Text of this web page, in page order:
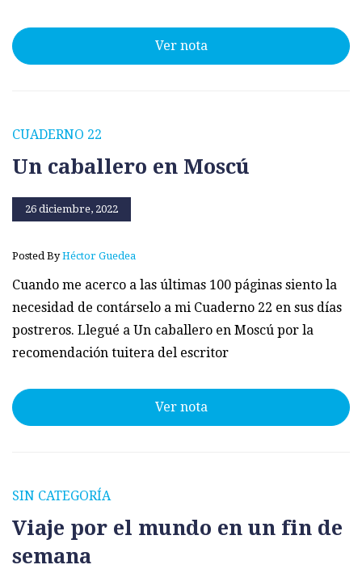
Ver nota
CUADERNO 22
Un caballero en Moscú
26 diciembre, 2022
Posted ByHéctor Guedea
Cuando me acerco a las últimas 100 páginas siento la
necesidad de contárselo a mi Cuaderno 22 en sus días
postreros. Llegué a Un caballero en Moscú por la
recomendación tuitera del escritor
Ver nota
SIN CATEGORÍA
Viaje por el mundo en un fin de
semana